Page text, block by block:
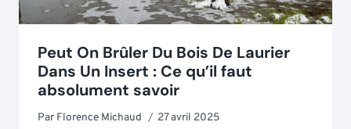
Peut On Brûler Du Bois De Laurier
Dans Un Insert : Ce qu’il faut
absolument savoir
Par Florence Michaud 27 avril 2025